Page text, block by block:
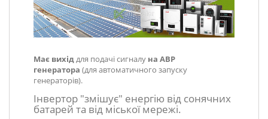
Має вихіддля подачі сигналу на АВР
генератора (для автоматичного запуску
генераторів).
Інвертор "змішує" енергію від сонячних
батарей та від міської мережі.